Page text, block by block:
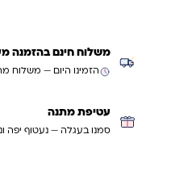
משלוח חינם בהזמנה מעל ₪299 (למעט
הזמינו היום — משלוח
עטיפת מתנה
סמנו בעגלה — נעטוף יפה